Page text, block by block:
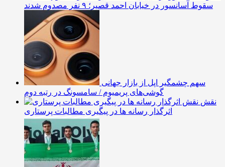
سقوط آسانسور در خیابان احمد قصیر؛ ۹ نفر مصدوم شدند
سهم چشمگیر اپل از بازار جهانی
گوشی‌های پریمیوم / سامسونگ در رتبه دوم
نقش
اثرگذار رسانه ها در پیگیری مطالبات پرستاری